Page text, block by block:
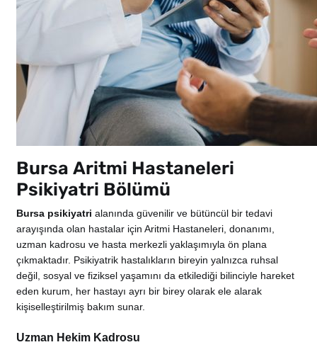
Bursa Aritmi Hastaneleri
Psikiyatri Bölümü
Bursa psikiyatri alanında güvenilir ve bütüncül bir tedavi
arayışında olan hastalar için Aritmi Hastaneleri, donanımı,
uzman kadrosu ve hasta merkezli yaklaşımıyla ön plana
çıkmaktadır. Psikiyatrik hastalıkların bireyin yalnızca ruhsal
değil, sosyal ve fiziksel yaşamını da etkilediği bilinciyle hareket
eden kurum, her hastayı ayrı bir birey olarak ele alarak
kişiselleştirilmiş bakım sunar.
Uzman Hekim Kadrosu